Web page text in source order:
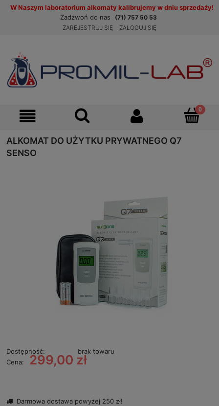
W Naszym laboratorium alkomaty kalibrujemy w dniu sprzedaży!
Zadzwoń do nas
(71) 757 50 53
ZAREJESTRUJ SIĘ
ZALOGUJ SIĘ
ALKOMAT DO UŻYTKU PRYWATNEGO Q7
SENSO
Dostępność:
brak towaru
Cena:
299,00 zł
Darmowa dostawa powyżej 250 zł!